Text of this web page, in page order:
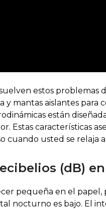
estos
y mantas aislantes
están
Estas características
cuando usted se relaja
(dB)
pequeña en el
nocturno es bajo. El